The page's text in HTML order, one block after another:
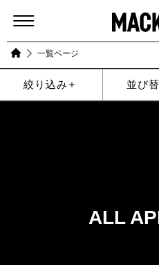
一覧ページ
絞り込み 並び替
ALL